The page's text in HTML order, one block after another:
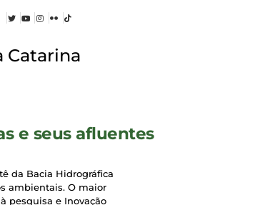
Catarina
e seus afluentes
da Bacia Hidrográfica
ambientais. O maior
pesquisa e Inovação